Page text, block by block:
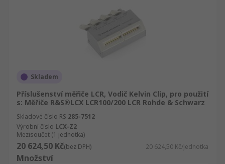
Skladem
Příslušenství měřiče LCR, Vodič Kelvin Clip, pro použití
s: Měřiče R&S®LCX LCR100/200 LCR Rohde & Schwarz
Skladové číslo RS 285-7512
Výrobní číslo LCX-Z2
Mezisoučet (1 jednotka)
20 624,50 Kč(bez DPH) 20 624,50 Kč/jednotka
Množství